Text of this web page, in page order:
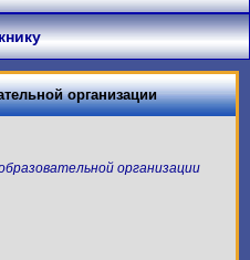
организации
организации